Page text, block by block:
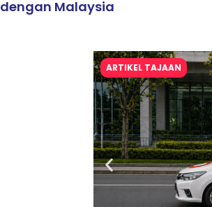
dengan Malaysia
ARTIKEL TAJAAN